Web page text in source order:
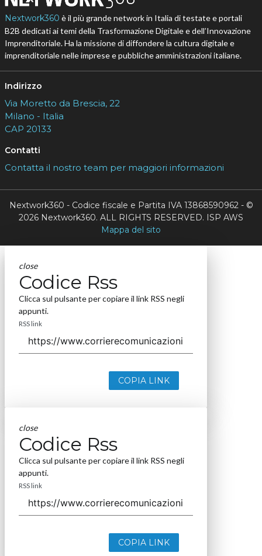
Nextwork360 è il più grande network in Italia di testate e portali
B2B dedicati ai temi della Trasformazione Digitale e dell’Innovazione
Imprenditoriale. Ha la missione di diffondere la cultura digitale e
imprenditoriale nelle imprese e pubbliche amministrazioni italiane.
Indirizzo
Via Moretto da Brescia, 22
Milano - Italia
CAP 20133
Contatti
Contatta il nostro team per maggiori informazioni
Nextwork360 - Codice fiscale e Partita IVA 13868590962 - ©
2026 Nextwork360. ALL RIGHTS RESERVED. ISP AWS
Mappa del sito
close
Codice Rss
Clicca sul pulsante per copiare il link RSS negli
appunti.
RSS link
COPIA LINK
close
Codice Rss
Clicca sul pulsante per copiare il link RSS negli
appunti.
RSS link
COPIA LINK